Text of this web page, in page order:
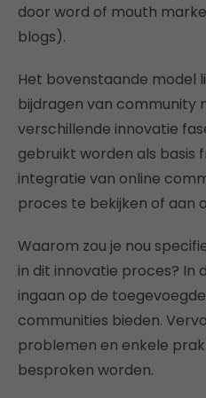
door word of mouth
blogs).
Het bovenstaande model
bijdragen van community
verschillende innovatie
gebruikt worden als basis
integratie van online
proces te bekijken of aan
Waarom zou je nou
in dit innovatie proces? In
ingaan op de
communities bieden.
problemen en enkele
besproken worden.